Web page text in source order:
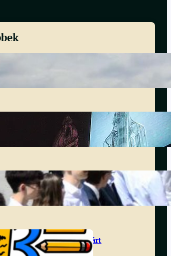
május 21.
reklám mint manipuláció
május 4.
választás 2026 – Vibe Párt
március 30.